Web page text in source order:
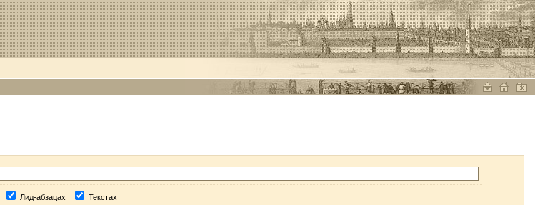
Лид-абзацах Текстах